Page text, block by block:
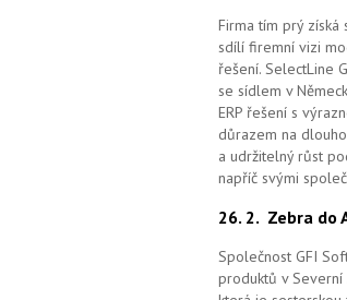
Firma tím prý
sdílí firemní vizi
řešení. SelectLine
se sídlem v
ERP řešení s
důrazem na
a udržitelný růst
napříč svými
26. 2. Zebra do
Společnost GFI
produktů v Severní